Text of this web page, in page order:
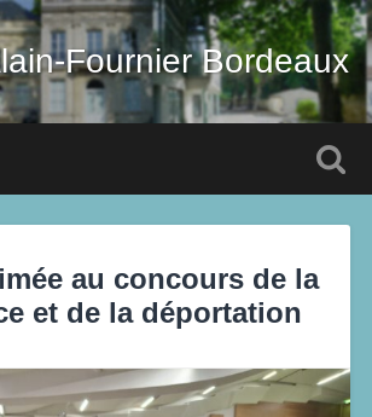
Fournier Bordeaux
au concours de la
et de la déportation